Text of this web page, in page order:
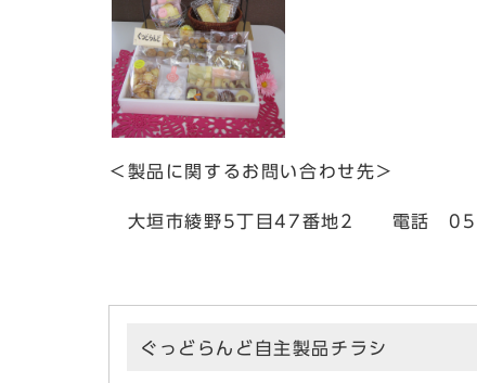
＜製品に関するお問い合わせ先＞
大垣市綾野5丁目47番地2 電話
ぐっどらんど自主製品チラシ